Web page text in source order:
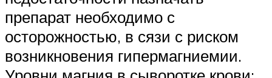
препарат необходимо с
осторожностью, в сязи с риском
возникновения гипермагниемии.